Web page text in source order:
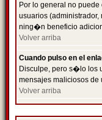
Por lo general no
usuarios
ning�n beneficio
Volver arriba
Cuando pulso en el
Disculpe, pero s�lo los
mensajes maliciosos
Volver arriba